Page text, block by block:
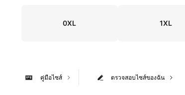
0XL 1XL
ตรวจสอบไซส์ของฉัน
คู่มือไซส์